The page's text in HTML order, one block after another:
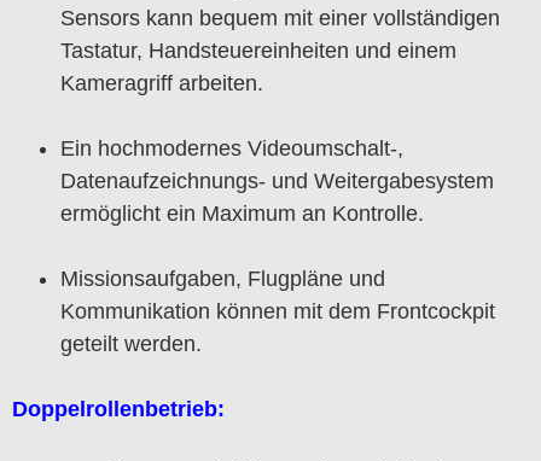
Sensors kann bequem mit einer vollständigen
Tastatur, Handsteuereinheiten und einem
Kameragriff arbeiten.
Ein hochmodernes Videoumschalt-,
Datenaufzeichnungs- und Weitergabesystem
ermöglicht ein Maximum an Kontrolle.
Missionsaufgaben, Flugpläne und
Kommunikation können mit dem Frontcockpit
geteilt werden.
Doppelrollenbetrieb: